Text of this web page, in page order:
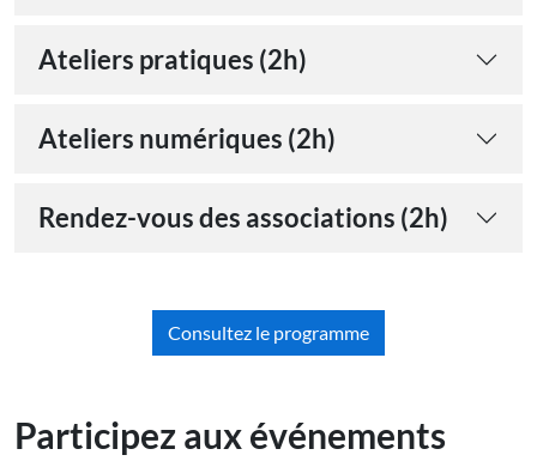
Ateliers pratiques (2h)
Ateliers numériques (2h)
Rendez-vous des associations (2h)
Consultez le programme
Participez aux événements